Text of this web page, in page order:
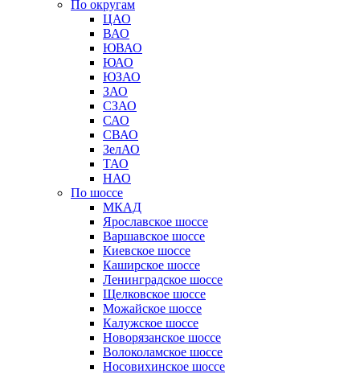
По округам
ЦАО
ВАО
ЮВАО
ЮАО
ЮЗАО
ЗАО
СЗАО
САО
СВАО
ЗелАО
ТАО
НАО
По шоссе
МКАД
Ярославское шоссе
Варшавское шоссе
Киевское шоссе
Каширское шоссе
Ленинградское шоссе
Щелковское шоссе
Можайское шоссе
Калужское шоссе
Новорязанское шоссе
Волоколамское шоссе
Носовихинское шоссе